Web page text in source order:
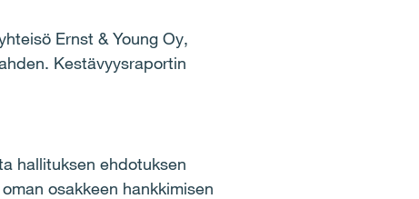
Ernst & Young Oy,
Kestävyysraportin
hallituksen ehdotuksen
osakkeen hankkimisen